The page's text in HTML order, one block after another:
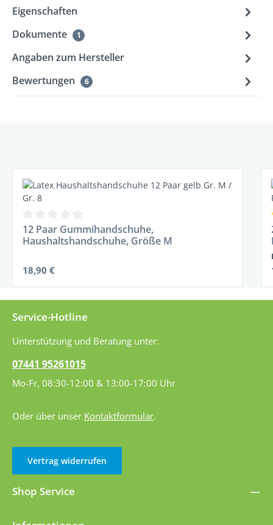
Eigenschaften
Dokumente
1
Angaben zum Hersteller
Bewertungen
6
Durchschnittliche Bewertung von 0 von 5 Sternen
12 Paar Gummihandschuhe,
Haushaltshandschuhe, Größe M
Regulärer Preis:
18,90 €
Service-Hotline
Unterstützung und Beratung unter:
07441 95261015
Mo-Fr, 08:30-12:00 & 13:00-17:00 Uhr
Oder über unser Kontaktformular.
Vertrag widerrufen
Shop Service